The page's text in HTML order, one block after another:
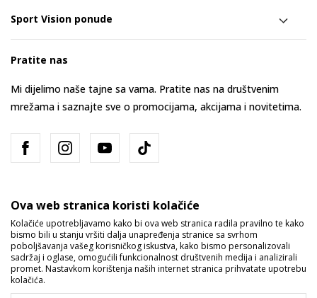
Sport Vision ponude
Pratite nas
Mi dijelimo naše tajne sa vama. Pratite nas na društvenim
mrežama i saznajte sve o promocijama, akcijama i novitetima.
Bosna i Hercegovina Promijenite
Ova web stranica koristi kolačiće
Kolačiće upotrebljavamo kako bi ova web stranica radila pravilno te kako
bismo bili u stanju vršiti dalja unapređenja stranice sa svrhom
poboljšavanja vašeg korisničkog iskustva, kako bismo personalizovali
sadržaj i oglase, omogućili funkcionalnost društvenih medija i analizirali
promet. Nastavkom korištenja naših internet stranica prihvatate upotrebu
kolačića.